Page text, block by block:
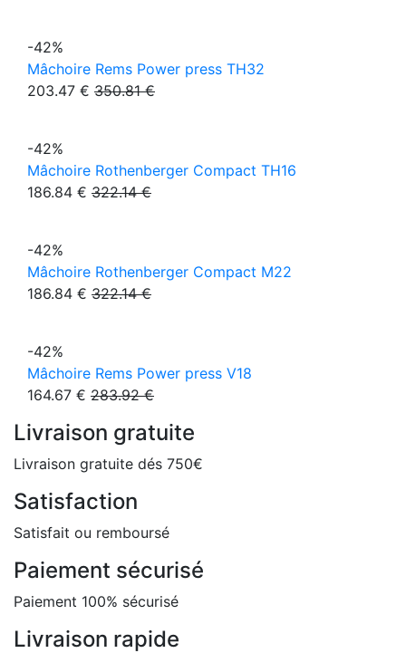
-42%
Mâchoire Rems Power press TH32
203.47 € 350.81 €
-42%
Mâchoire Rothenberger Compact TH16
186.84 € 322.14 €
-42%
Mâchoire Rothenberger Compact M22
186.84 € 322.14 €
-42%
Mâchoire Rems Power press V18
164.67 € 283.92 €
Livraison gratuite
Livraison gratuite dés 750€
Satisfaction
Satisfait ou remboursé
Paiement sécurisé
Paiement 100% sécurisé
Livraison rapide